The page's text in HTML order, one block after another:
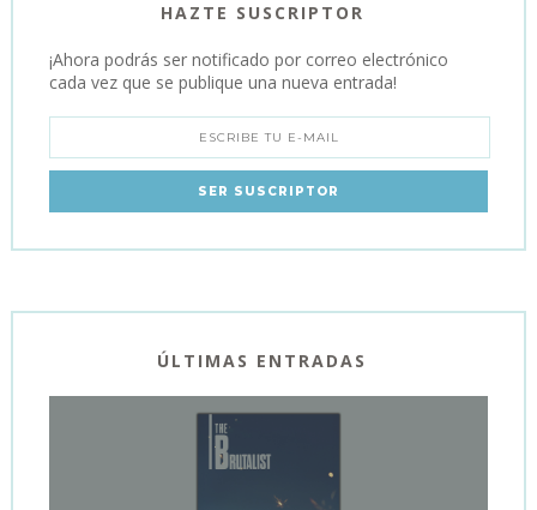
HAZTE SUSCRIPTOR
¡Ahora podrás ser notificado por correo electrónico
cada vez que se publique una nueva entrada!
ÚLTIMAS ENTRADAS